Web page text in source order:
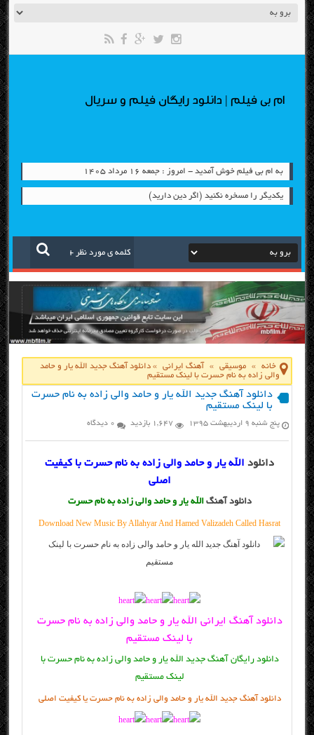
ام بی فیلم | دانلود رایگان فیلم و سریال
به ام بی فیلم خوش آمدید - امروز : جمعه ۱۶ مرداد ۱۴۰۵
یكدیگر را مسخره نكنید (اگر دین دارید)
خانه » موسیقی » آهنگ ایرانی »دانلود آهنگ جدید الله یار و حامد
والی زاده به نام حسرت با لینک مستقیم
دانلود آهنگ جدید الله یار و حامد والی زاده به نام حسرت
با لینک مستقیم
پنج شنبه ۹ اردیبهشت ۱۳۹۵ 1,647 بازدید 0 دیدگاه
دانلودالله یار و حامد والی زاده به نام حسرت با کیفیت
اصلی
دانلود آهنگ الله یار و حامد والی زاده به نام حسرت
Download New Music By Allahyar And Hamed Valizadeh Called Hasrat
دانلود آهنگ ایرانی الله یار و حامد والی زاده به نام حسرت
با لینک مستقیم
دانلود رایگان آهنگ جدید الله یار و حامد والی زاده به نام حسرت با
لینک مستقیم
دانلود آهنگ جدید الله یار و حامد والی زاده به نام حسرت یا کیفیت اصلی